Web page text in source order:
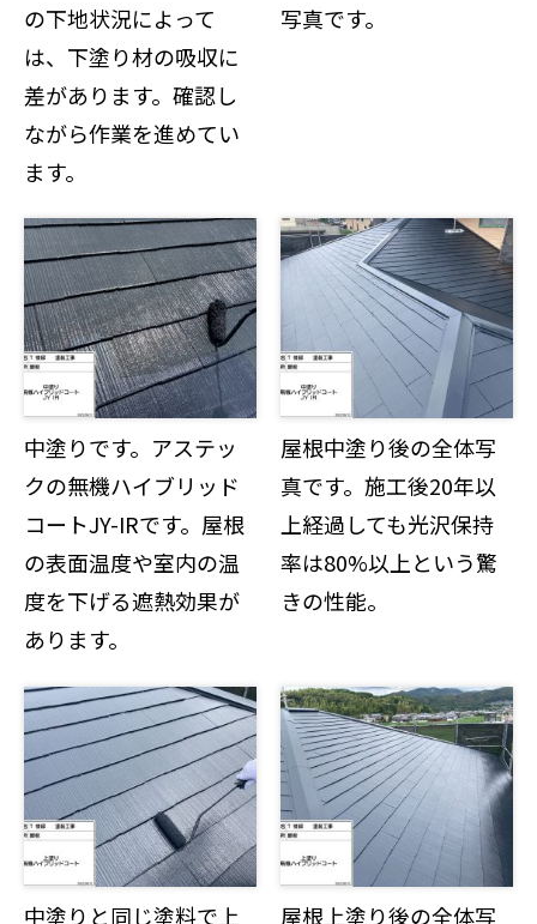
の下地状況によって
は、下塗り材の吸収に
差があります。確認し
ながら作業を進めてい
ます。
写真です。
中塗りです。アステッ
クの無機ハイブリッド
コートJY-IRです。屋根
の表面温度や室内の温
度を下げる遮熱効果が
あります。
屋根中塗り後の全体写
真です。施工後20年以
上経過しても光沢保持
率は80%以上という驚
きの性能。
中塗りと同じ塗料で上
屋根上塗り後の全体写